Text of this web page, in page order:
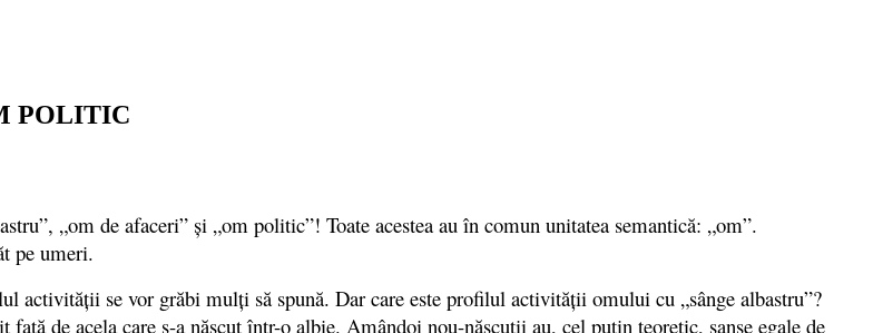
POLITIC
„om de afaceri” şi „om politic”! Toate acestea au în comun unitatea semantică: „om”.
pe umeri.
se vor grăbi mulţi să spună. Dar care este profilul activităţii omului cu „sânge albastru”?
de acela care s-a născut într-o albie. Amândoi nou-născuţii au, cel puţin teoretic, şanse egale de